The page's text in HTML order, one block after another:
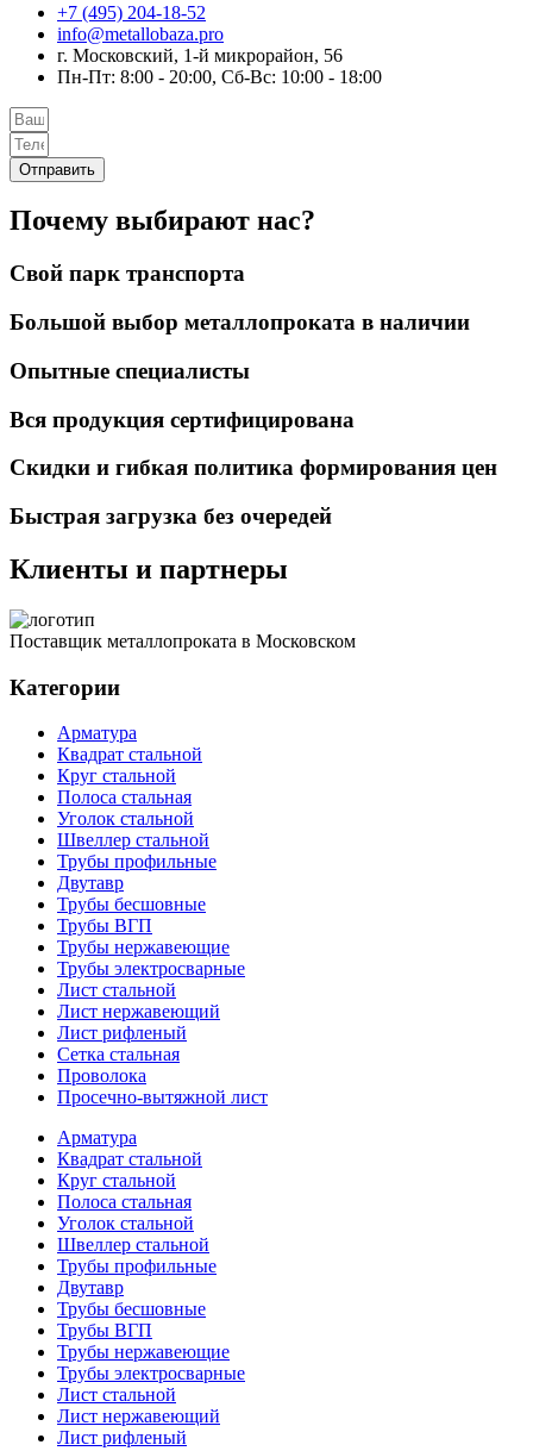
+7 (495) 204-18-52
info@metallobaza.pro
г. Московский, 1-й микрорайон, 56
Пн-Пт: 8:00 - 20:00, Сб-Вс: 10:00 - 18:00
Отправить
Почему выбирают нас?
Свой парк транспорта
Большой выбор металлопроката в наличии
Опытные специалисты
Вся продукция сертифицирована
Скидки и гибкая политика формирования цен
Быстрая загрузка без очередей
Клиенты и партнеры
Поставщик металлопроката в Московском
Категории
Арматура
Квадрат стальной
Круг стальной
Полоса стальная
Уголок стальной
Швеллер стальной
Трубы профильные
Двутавр
Трубы бесшовные
Трубы ВГП
Трубы нержавеющие
Трубы электросварные
Лист стальной
Лист нержавеющий
Лист рифленый
Сетка стальная
Проволока
Просечно-вытяжной лист
Арматура
Квадрат стальной
Круг стальной
Полоса стальная
Уголок стальной
Швеллер стальной
Трубы профильные
Двутавр
Трубы бесшовные
Трубы ВГП
Трубы нержавеющие
Трубы электросварные
Лист стальной
Лист нержавеющий
Лист рифленый